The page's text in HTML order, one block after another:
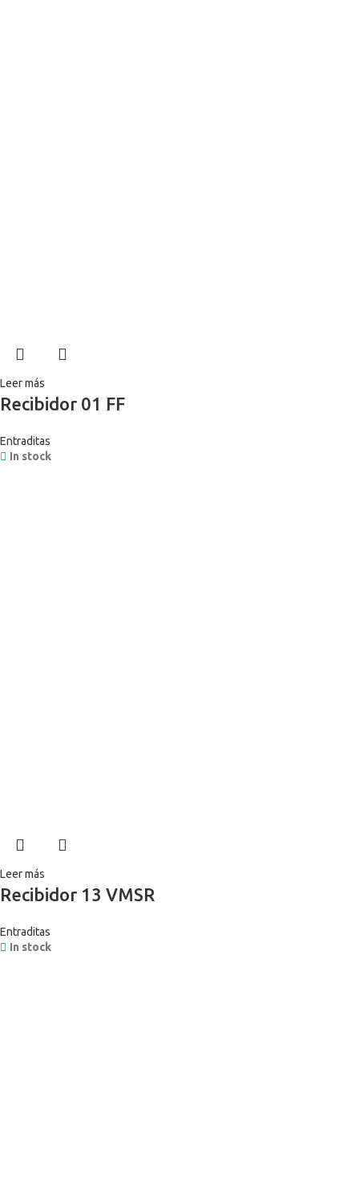
Leer más
Recibidor 01 FF
Entraditas
In stock
Leer más
Recibidor 13 VMSR
Entraditas
In stock